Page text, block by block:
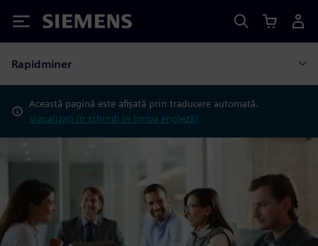
Siemens
Rapidminer
Această pagină este afișată prin traducere automată.
Vizualizați în schimb în limba engleză?